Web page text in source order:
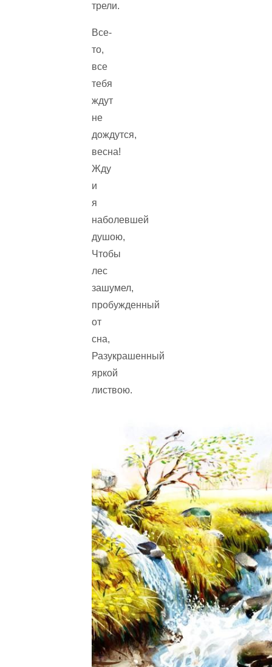
трели.
Все-
то,
все
тебя
ждут
не
дождутся,
весна!
Жду
и
я
наболевшей
душою,
Чтобы
лес
зашумел,
пробужденный
от
сна,
Разукрашенный
яркой
листвою.